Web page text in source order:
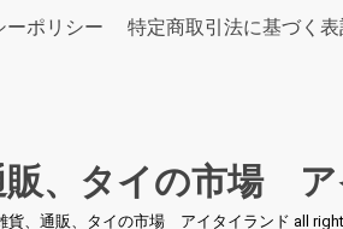
ーポリシー 特定商取引法に基づく
販、タイの市場
貨、通販、タイの市場 アイタイランド all